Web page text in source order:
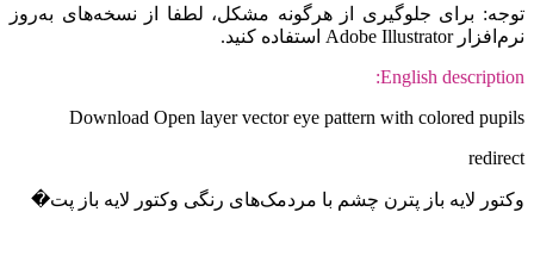
توجه: برای جلوگیری از هرگونه مشکل، لطفا از نسخه‌های به‌روز
نرم‌افزار Adobe Illustrator استفاده کنید.
English description:
Download Open layer vector eye pattern with colored pupils
redirect
وکتور لایه باز پترن چشم با مردمک‌های رنگی وکتور لایه باز پت�